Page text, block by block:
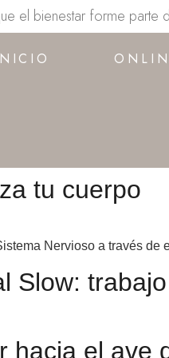
el bienestar forme parte
tu cuerpo
Nervioso a través de
Slow:
hacia el ave